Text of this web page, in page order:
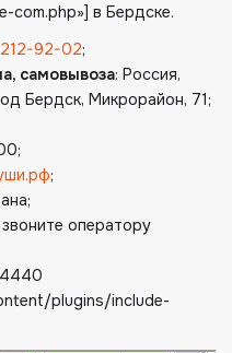
com.php»] в Бердске.
212-92-02;
самовывоза: Россия,
Бердск, Микрорайон, 71;
;
звоните оператору
plugins/include-